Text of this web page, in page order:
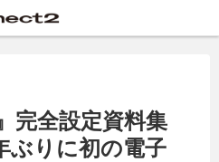
完全設定資料集
ぶりに初の電子